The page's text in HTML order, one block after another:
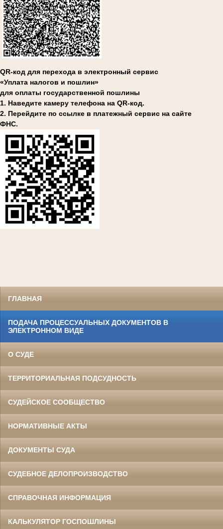
QR-код для перехода в электронный сервис
«Уплата налогов и пошлин»
для оплаты государственной пошлины
1. Наведите камеру телефона на QR-код.
2. Перейдите по ссылке в платежный сервис на сайте
ФНС.
ГЛАВНАЯ
ПОДАЧА ПРОЦЕССУАЛЬНЫХ ДОКУМЕНТОВ В
ЭЛЕКТРОННОМ ВИДЕ
О СУДЕ
ТЕРРИТОРИАЛЬНАЯ ПОДСУДНОСТЬ
СУДЕЙСКОЕ СООБЩЕСТВО
НОРМАТИВНЫЕ АКТЫ
ДОКУМЕНТЫ СУДА
СУДЕБНОЕ ДЕЛОПРОИЗВОДСТВО
СПРАВОЧНАЯ ИНФОРМАЦИЯ
КАЛЬКУЛЯТОР ГОСПОШЛИНЫ